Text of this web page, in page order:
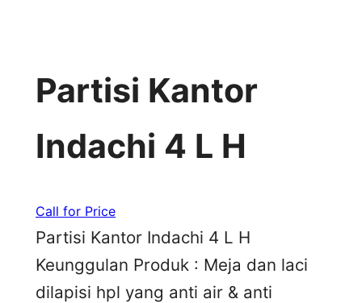
Partisi Kantor
Indachi 4 L H
Call for Price
Partisi Kantor Indachi 4 L H
Keunggulan Produk : Meja dan laci
dilapisi hpl yang anti air & anti